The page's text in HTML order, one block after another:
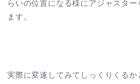
らいの位置になる様にアジャスター
ます。
実際に変速してみてしっくりくるか